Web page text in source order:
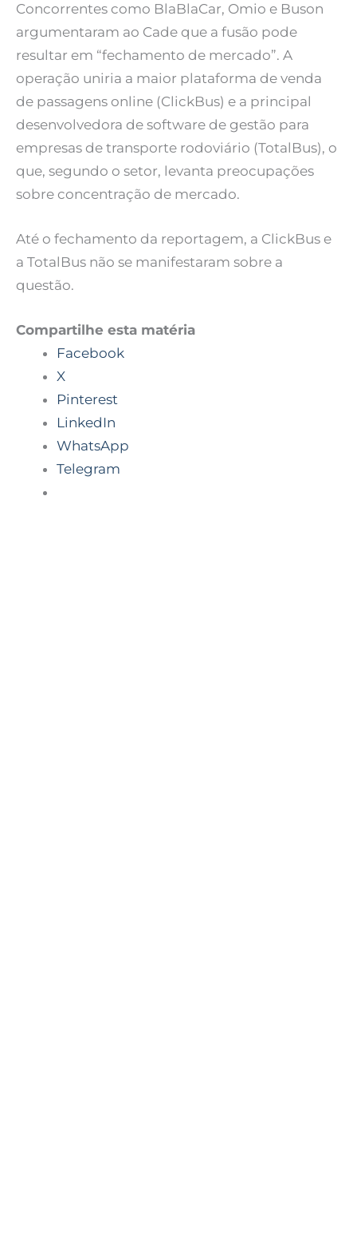
Concorrentes como BlaBlaCar, Omio e Buson
argumentaram ao Cade que a fusão pode
resultar em “fechamento de mercado”. A
operação uniria a maior plataforma de venda
de passagens online (ClickBus) e a principal
desenvolvedora de software de gestão para
empresas de transporte rodoviário (TotalBus), o
que, segundo o setor, levanta preocupações
sobre concentração de mercado.
Até o fechamento da reportagem, a ClickBus e
a TotalBus não se manifestaram sobre a
questão.
Compartilhe esta matéria
Facebook
X
Pinterest
LinkedIn
WhatsApp
Telegram